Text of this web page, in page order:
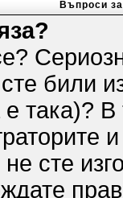
Въпроси
били
така)?
сте